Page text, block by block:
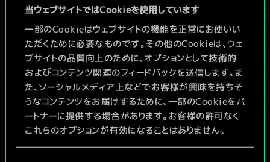
当ウェブサイトではCookieを使用しています
一部のCookieはウェブサイトの機能を正常にお使いい
ただくために必要なものです。その他のCookieは、ウェ
ブサイトの品質向上のために、オプションとして技術的
およびコンテンツ関連のフィードバックを送信します。ま
た、ソーシャルメディア上などでお客様が興味を持ちそ
うなコンテンツをお届けするために、一部のCookieをパ
ートナーに提供する場合があります。お客様の許可なく
これらのオプションが有効になることはありません。
続々追加中！
デッキ名入力＆ガイドを作成
デッキを編集
/